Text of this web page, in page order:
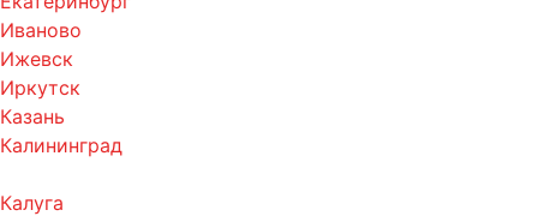
Иваново
Ижевск
Иркутск
Казань
Калининград
Калуга